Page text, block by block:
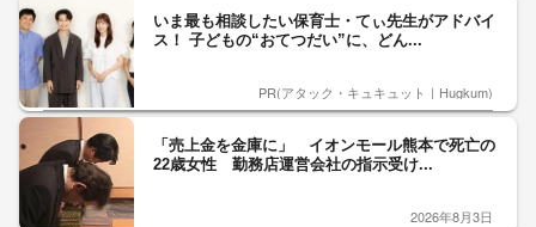
いま最も相談したい保育士・てぃ先生がアドバイ
ス！ 子どもの“おてつだい”に、どん...
PR(アタック・キュキュット｜Hugkum)
「売上金を金庫に」 イオンモール熊本で死亡の
22歳女性 勤務店運営会社の指示受け...
2026年8月3日